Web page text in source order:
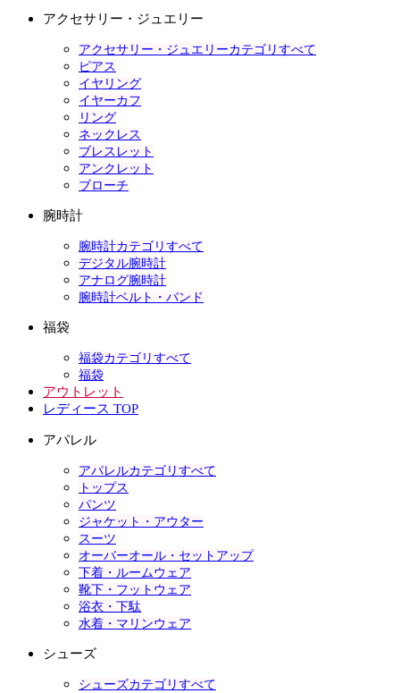
アクセサリー・ジュエリー
アクセサリー・ジュエリーカテゴリすべて
ピアス
イヤリング
イヤーカフ
リング
ネックレス
ブレスレット
アンクレット
ブローチ
腕時計
腕時計カテゴリすべて
デジタル腕時計
アナログ腕時計
腕時計ベルト・バンド
福袋
福袋カテゴリすべて
福袋
アウトレット
レディース TOP
アパレル
アパレルカテゴリすべて
トップス
パンツ
ジャケット・アウター
スーツ
オーバーオール・セットアップ
下着・ルームウェア
靴下・フットウェア
浴衣・下駄
水着・マリンウェア
シューズ
シューズカテゴリすべて